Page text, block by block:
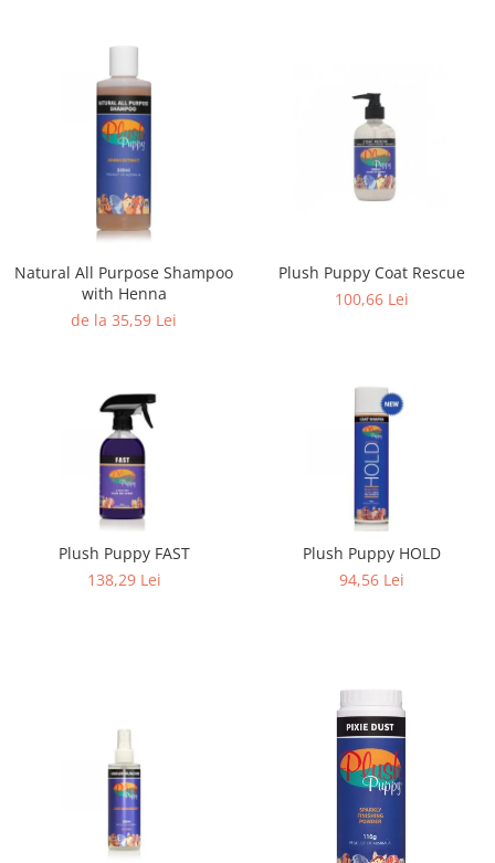
Natural All Purpose Shampoo
with Henna
de la 35,59 Lei
Plush Puppy Coat Rescue
100,66 Lei
Plush Puppy FAST
138,29 Lei
Plush Puppy HOLD
94,56 Lei